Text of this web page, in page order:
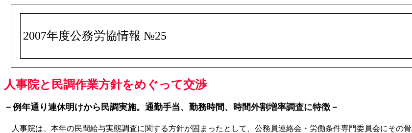
2007年度公務労協情報 №25
人事院と民調作業方針をめぐって交渉
－例年通り連休明けから民調実施。通勤手当、勤務時間、時間外割増率調査に特徴－
人事院は、本年の民間給与実態調査に関する方針が固まったとして、公務員連絡会・労働条件専門委員会にその骨